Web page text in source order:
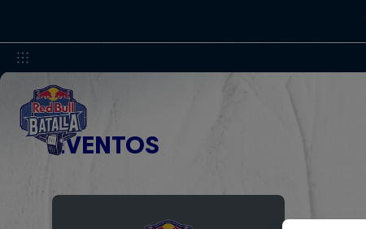
EVENTOS